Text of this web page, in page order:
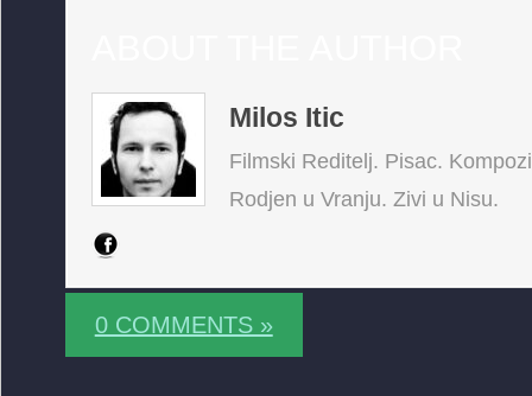
Milos Itic
Filmski Reditelj. Pisac.
Rodjen u Vranju. Zivi u Nisu.
0 COMMENTS »